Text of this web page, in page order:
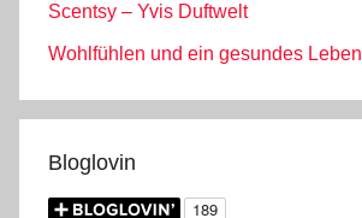
Scentsy – Yvis Duftwelt
Wohlfühlen und ein gesundes Leben
Bloglovin